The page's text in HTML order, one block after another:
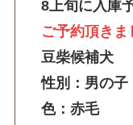
8上旬に入庫
ご予約頂きま
豆柴候補犬
性別：男の子
色：赤毛